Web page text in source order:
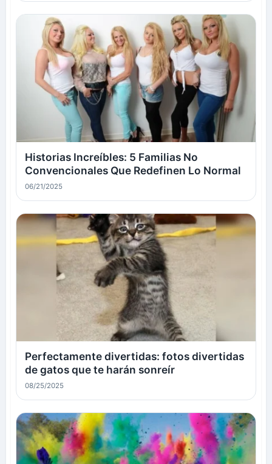
Historias Increíbles: 5 Familias No
Convencionales Que Redefinen Lo Normal
06/21/2025
Perfectamente divertidas: fotos divertidas
de gatos que te harán sonreír
08/25/2025